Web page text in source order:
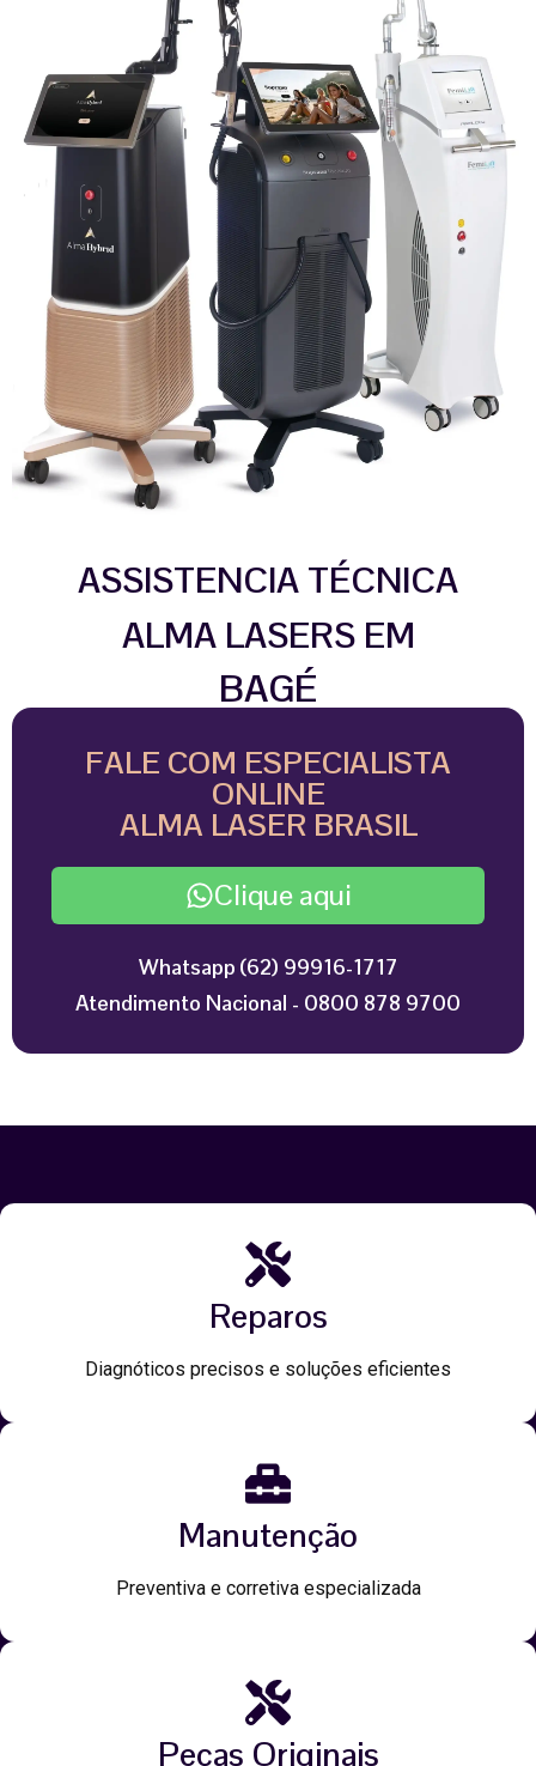
ASSISTENCIA TÉCNICA
ALMA LASERS EM
BAGÉ
FALE COM ESPECIALISTA
ONLINE
ALMA LASER BRASIL
Clique aqui
Whatsapp (62) 99916-1717
Atendimento Nacional - 0800 878 9700
Reparos
Diagnóticos precisos e soluções eficientes
Manutenção
Preventiva e corretiva especializada
Peças Originais